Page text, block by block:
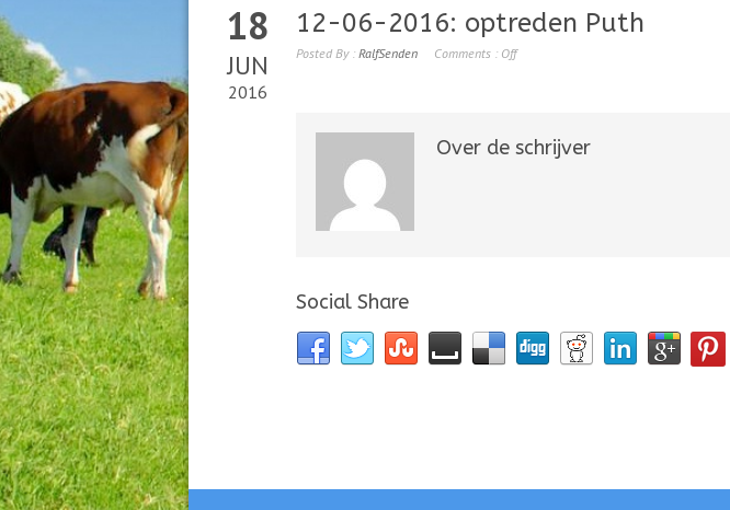
18
JUN
2016
12-06-2016: optreden Puth
Posted By : RalfSenden Comments : Off
Over de schrijver
Social Share